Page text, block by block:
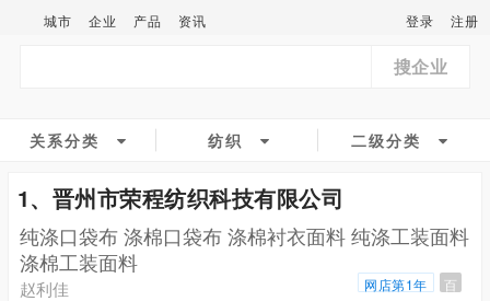
城市 企业 产品 资讯 登录 注册
搜企业
关系分类 纺织 二级分类
1、晋州市荣程纺织科技有限公司
纯涤口袋布 涤棉口袋布 涤棉衬衣面料 纯涤工装面料
涤棉工装面料
赵利佳 网店第1年 百